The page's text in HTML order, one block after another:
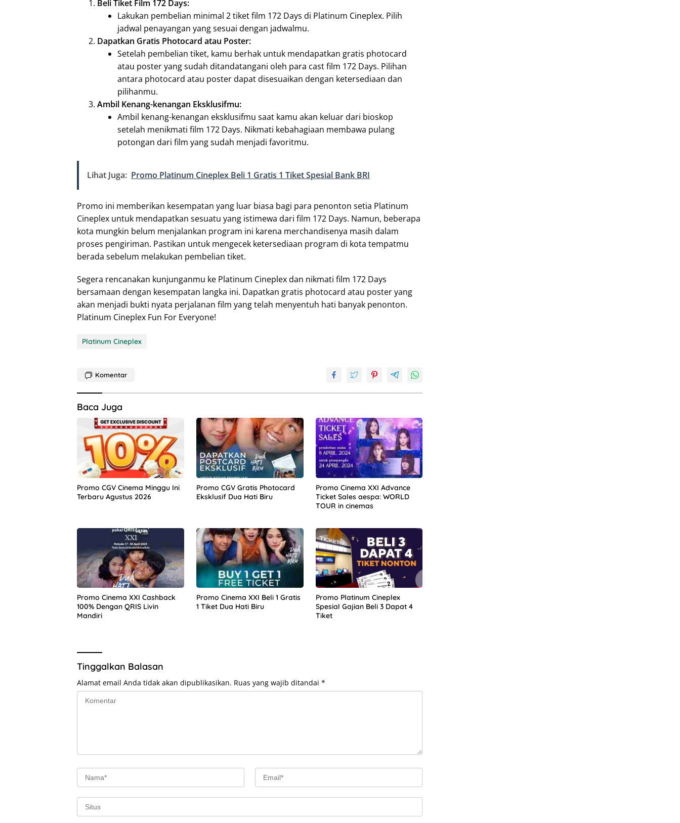
Beli Tiket Film 172 Days:
Lakukan pembelian minimal 2 tiket film 172 Days di Platinum Cineplex. Pilih
jadwal penayangan yang sesuai dengan jadwalmu.
Dapatkan Gratis Photocard atau Poster:
Setelah pembelian tiket, kamu berhak untuk mendapatkan gratis photocard
atau poster yang sudah ditandatangani oleh para cast film 172 Days. Pilihan
antara photocard atau poster dapat disesuaikan dengan ketersediaan dan
pilihanmu.
Ambil Kenang-kenangan Eksklusifmu:
Ambil kenang-kenangan eksklusifmu saat kamu akan keluar dari bioskop
setelah menikmati film 172 Days. Nikmati kebahagiaan membawa pulang
potongan dari film yang sudah menjadi favoritmu.
Lihat Juga: Promo Platinum Cineplex Beli 1 Gratis 1 Tiket Spesial Bank BRI
Promo ini memberikan kesempatan yang luar biasa bagi para penonton setia Platinum
Cineplex untuk mendapatkan sesuatu yang istimewa dari film 172 Days. Namun, beberapa
kota mungkin belum menjalankan program ini karena merchandisenya masih dalam
proses pengiriman. Pastikan untuk mengecek ketersediaan program di kota tempatmu
berada sebelum melakukan pembelian tiket.
Segera rencanakan kunjunganmu ke Platinum Cineplex dan nikmati film 172 Days
bersamaan dengan kesempatan langka ini. Dapatkan gratis photocard atau poster yang
akan menjadi bukti nyata perjalanan film yang telah menyentuh hati banyak penonton.
Platinum Cineplex Fun For Everyone!
Platinum Cineplex
Komentar
Baca Juga
Promo CGV Cinema Minggu Ini
Terbaru Agustus 2026
Promo CGV Gratis Photocard
Eksklusif Dua Hati Biru
Promo Cinema XXI Advance
Ticket Sales aespa: WORLD
TOUR in cinemas
Promo Cinema XXI Cashback
100% Dengan QRIS Livin
Mandiri
Promo Cinema XXI Beli 1 Gratis
1 Tiket Dua Hati Biru
Promo Platinum Cineplex
Spesial Gajian Beli 3 Dapat 4
Tiket
Tinggalkan Balasan
Alamat email Anda tidak akan dipublikasikan. Ruas yang wajib ditandai *